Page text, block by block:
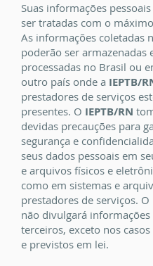
Suas informações
ser tratadas com o
As informações coletadas
poderão ser armazenadas
processadas no Brasil ou
outro país onde a IEPTB/
prestadores de serviços
presentes. O IEPTB/RN
devidas precauções para
segurança e
seus dados pessoais em
e arquivos físicos e
como em sistemas e
prestadores de serviços. O
não divulgará informações
terceiros, exceto nos
e previstos em lei.